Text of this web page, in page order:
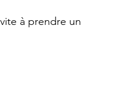
à prendre un